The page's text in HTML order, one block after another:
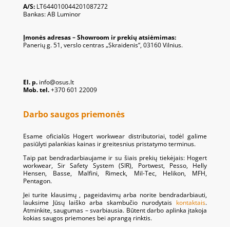
A/S:LT644010044201087272
Bankas: AB Luminor
Įmonės adresas – Showroom ir prekių atsiėmimas:
Panerių g. 51, verslo centras „Skraidenis“, 03160 Vilnius.
El. p.info@osus.lt
Mob. tel.+370 601 22009
Darbo saugos priemonės
Esame oficialūs Hogert workwear distributoriai, todėl galime
pasiūlyti palankias kainas ir greitesnius pristatymo terminus.
Taip pat bendradarbiaujame ir su šiais prekių tiekėjais: Hogert
workwear, Sir Safety System (SIR), Portwest, Pesso, Helly
Hensen, Basse, Malfini, Rimeck, Mil-Tec, Helikon, MFH,
Pentagon.
Jei turite klausimų , pageidavimų arba norite bendradarbiauti,
lauksime Jūsų laiško arba skambučio nurodytais kontaktais.
Atminkite, saugumas – svarbiausia. Būtent darbo aplinka įtakoja
kokias saugos priemones bei aprangą rinktis.